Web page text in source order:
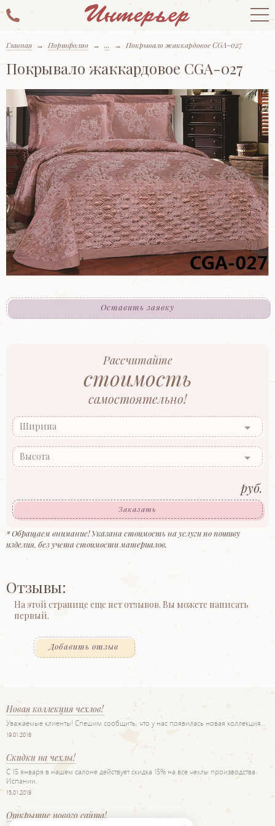
Главная → Портфолио → ... → Покрывало жаккардовое CGA-027
Покрывало жаккардовое CGA-027
Оставить заявку
Рассчитайте
стоимость
самостоятельно!
Ширина
Высота
руб.
Заказать
* Обращаем внимание! Указана стоимость на услуги по пошиву
изделия, без учета стоимости материалов.
Отзывы:
На этой странице еще нет отзывов. Вы можете написать
первый.
Добавить отзыв
Новая коллекция чехлов!
Уважаемые клиенты! Спешим сообщить, что у нас появилась новая коллекция…
19.01.2018
Скидки на чехлы!
С 15 января в нашем салоне действует скидка 15% на все чехлы производства
Испании.
15.01.2018
Открытие нового сайта!